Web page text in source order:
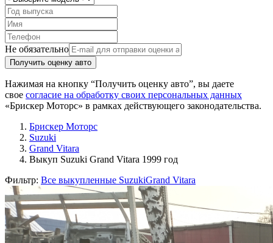
Не обязательно
Получить оценку авто
Нажимая на кнопку “Получить оценку авто”, вы даете
свое согласие на обработку своих персональных данных
«Брискер Моторс» в рамках действующего законодательства.
Брискер Моторс
Suzuki
Grand Vitara
Выкуп Suzuki Grand Vitara 1999 год
Фильтр: Все выкупленные SuzukiGrand Vitara